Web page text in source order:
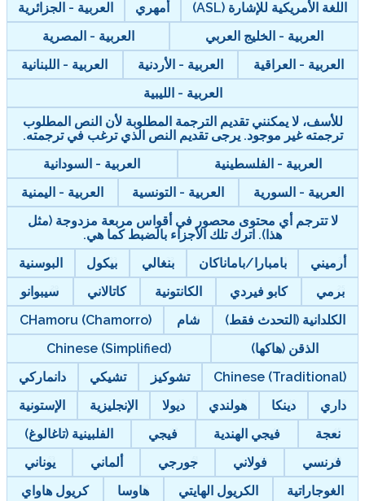
اللغة الأمريكية للإشارة (ASL)
أمهري
العربية - الجزائرية
العربية - الخليج العربي
العربية - المصرية
العربية - العراقية
العربية - الأردنية
العربية - اللبنانية
العربية - الليبية
للأسف، لا يمكنني تقديم الترجمة المطلوبة لأن النص المطلوب
ترجمته غير موجود. يرجى تقديم النص الذي ترغب في ترجمته.
العربية - الفلسطينية
العربية - السودانية
العربية - السورية
العربية - التونسية
العربية - اليمنية
لا تترجم أي محتوى محصور في أقواس مربعة مزدوجة (مثل
هذا). اترك تلك الأجزاء بالضبط كما هي.
أرميني
بامبارا/باماناكان بنغالي بيكول
البوسنية
برمي
كابو فيردي الكانتونية كاتالاني
سيبوانو
الكلدانية (التحدث فقط)
شام
CHamoru (Chamorro)
الذقن (هاكها)
Chinese (Simplified)
Chinese (Traditional)
تشوكيز تشيكي
دانماركي
داري
دينكا هولندي ديولا الإنجليزية
الإستونية
نعجة
فيجي الهندية فيجي
الفلبينية (تاغالوغ)
فرنسي
فولاني جورجي ألماني
يوناني
الغوجاراتية
الكريول الهايتي هاوسا
كريول هاواي